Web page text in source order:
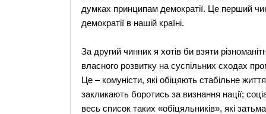
думках принципам демократії. Це перший
демократії в нашій країні.
За другий чинник я хотів би взяти
власного розвитку на суспільних сходах
Це – комуністи, які обіцяють стабільне життя
закликають боротись за визнання нації;
весь список таких «обіцяльників», які